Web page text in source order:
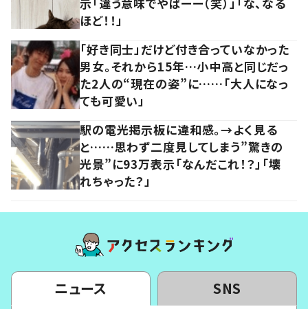
ほど！！」
「好き同士」だけど付き合っていなかった
男女。それから15年…小中高と同じだっ
た2人の“現在の姿”に……「大人になっ
ても可愛い」
駅の電光掲示板に違和感。→よく見る
と……思わず二度見してしまう”驚きの
光景”に93万表示「なんだこれ！？」「壊
れちゃった？」
ニュース SNS